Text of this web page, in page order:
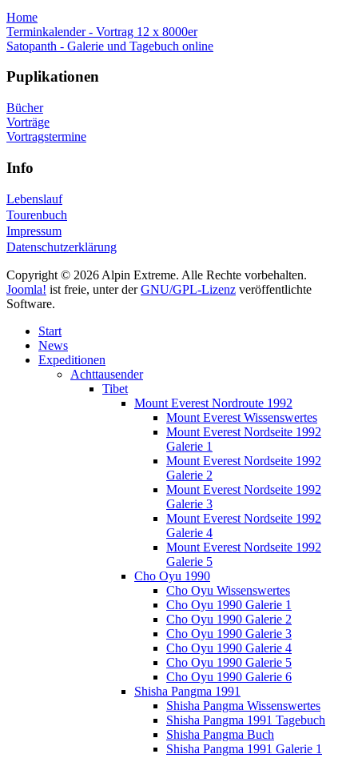
Home
Terminkalender - Vortrag 12 x 8000er
Satopanth - Galerie und Tagebuch online
Puplikationen
Bücher
Vorträge
Vortragstermine
Info
Lebenslauf
Tourenbuch
Impressum
Datenschutzerklärung
Copyright © 2026 Alpin Extreme. Alle Rechte vorbehalten.
Joomla! ist freie, unter derGNU/GPL-Lizenz veröffentlichte
Software.
Start
News
Expeditionen
Achttausender
Tibet
Mount Everest Nordroute 1992
Mount Everest Wissenswertes
Mount Everest Nordseite 1992
Galerie 1
Mount Everest Nordseite 1992
Galerie 2
Mount Everest Nordseite 1992
Galerie 3
Mount Everest Nordseite 1992
Galerie 4
Mount Everest Nordseite 1992
Galerie 5
Cho Oyu 1990
Cho Oyu Wissenswertes
Cho Oyu 1990 Galerie 1
Cho Oyu 1990 Galerie 2
Cho Oyu 1990 Galerie 3
Cho Oyu 1990 Galerie 4
Cho Oyu 1990 Galerie 5
Cho Oyu 1990 Galerie 6
Shisha Pangma 1991
Shisha Pangma Wissenswertes
Shisha Pangma 1991 Tagebuch
Shisha Pangma Buch
Shisha Pangma 1991 Galerie 1